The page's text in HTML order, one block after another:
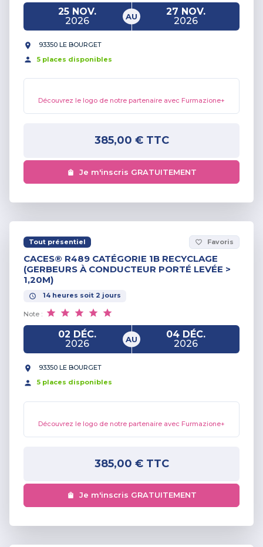
25 NOV.
2026
AU
27 NOV.
2026
93350 LE BOURGET
5 places disponibles
Découvrez le logo de notre partenaire avec Furmazione+
385,00 €TTC
Je m'inscris GRATUITEMENT
Tout présentiel favorite_border Favoris
CACES® R489 CATÉGORIE 1B RECYCLAGE
(GERBEURS À CONDUCTEUR PORTÉ LEVÉE >
1,20M)
14 heures soit 2 jours
Note :
02 DÉC.
2026
AU
04 DÉC.
2026
93350 LE BOURGET
5 places disponibles
Découvrez le logo de notre partenaire avec Furmazione+
385,00 €TTC
Je m'inscris GRATUITEMENT